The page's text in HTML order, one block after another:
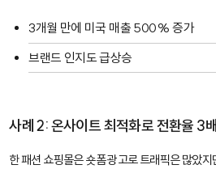
3개월 만에 미국 매출 500% 증가
브랜드 인지도 급상승
사례 2: 온사이트 최적화로 전환율 3
한 패션 쇼핑몰은 숏폼 광고로 트래픽은 많았